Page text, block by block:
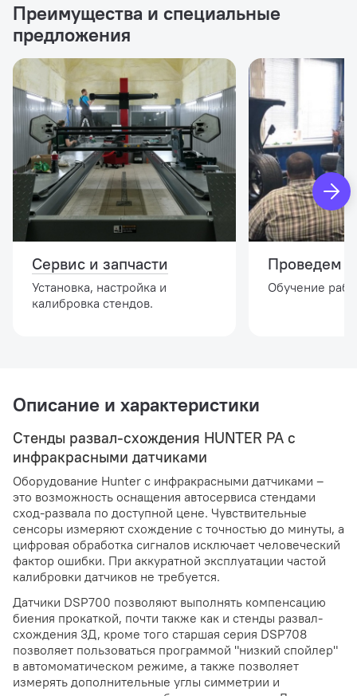
Преимущества и специальные
предложения
Сервис и запчасти
Установка, настройка и
калибровка стендов.
Проведем
Обучение
Описание и характеристики
Стенды развал-схождения HUNTER PA с
инфракрасными датчиками
Оборудование Hunter с инфракрасными датчиками –
это возможность оснащения автосервиса стендами
сход-развала по доступной цене. Чувствительные
сенсоры измеряют схождение с точностью до минуты, а
цифровая обработка сигналов исключает человеческий
фактор ошибки. При аккуратной эксплуатации частой
калибровки датчиков не требуется.
Датчики DSP700 позволяют выполнять компенсацию
биения прокаткой, почти также как и стенды развал-
схождения 3Д, кроме того старшая серия DSP708
позволяет пользоваться программой "низкий спойлер"
в автомоматическом режиме, а также позволяет
измерять дополнительные углы симметрии и